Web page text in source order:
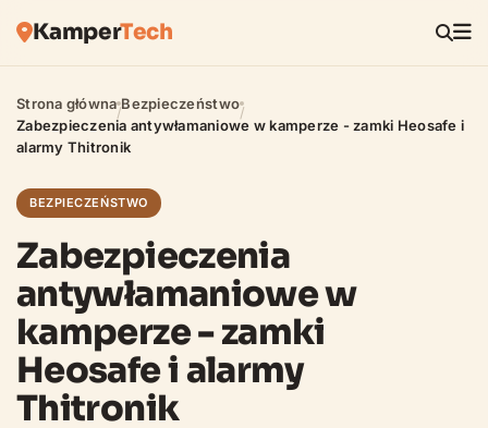
KamperTech
Strona główna/Bezpieczeństwo/
Zabezpieczenia antywłamaniowe w kamperze - zamki Heosafe i
alarmy Thitronik
BEZPIECZEŃSTWO
Zabezpieczenia
antywłamaniowe w
kamperze - zamki
Heosafe i alarmy
Thitronik